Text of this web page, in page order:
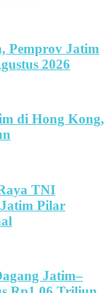
Pemprov Jatim
2026
di Hong Kong,
TNI
Pilar
Jatim–